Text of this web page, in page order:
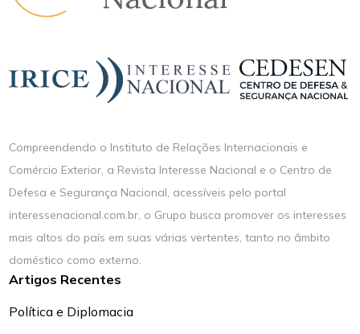
Compreendendo o Instituto de Relações Internacionais e
Comércio Exterior, a Revista Interesse Nacional e o Centro de
Defesa e Segurança Nacional, acessíveis pelo portal
interessenacional.com.br, o Grupo busca promover os interesses
mais altos do país em suas várias vertentes, tanto no âmbito
doméstico como externo.
Artigos Recentes
Política e Diplomacia